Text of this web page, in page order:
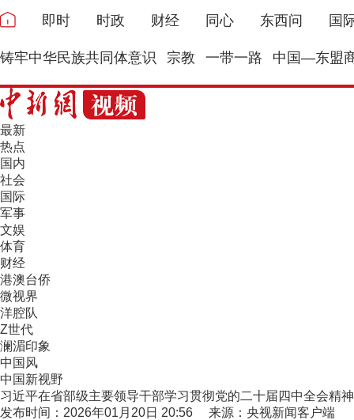
即时 时政 财经 同心 东西问 国
铸牢中华民族共同体意识 宗教 一带一路 中国—东盟
最新
热点
国内
社会
国际
军事
文娱
体育
财经
港澳台侨
微视界
洋腔队
Z世代
澜湄印象
中国风
中国新视野
习近平在省部级主要领导干部学习贯彻党的二十届四中全会精
发布时间：2026年01月20日 20:56 来源：央视新闻客户端